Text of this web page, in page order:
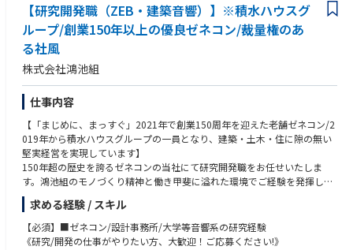
【研究開発職（ZEB・建築音響）】※積水ハウスグ
ループ/創業150年以上の優良ゼネコン/裁量権のあ
る社風
株式会社鴻池組
仕事内容
【「まじめに、まっすぐ」2021年で創業150周年を迎えた老舗ゼネコン/2
019年から積水ハウスグループの一員となり、建築・土木・住に隙の無い
堅実経営を実現しています】
150年超の歴史を誇るゼネコンの当社にて研究開発職をお任せいたしま
す。鴻池組のモノづくり精神と働き甲斐に溢れた環境でご経験を発揮して
いただきます。
【業務内容】
■建築環境/ZEB省エネ分野における新規の技術開発および既存技術の評
価、実物件への適用を行っていただきます
求める経験 / スキル
【必須】■ゼネコン/設計事務所/大学等音響系の研究経験
《研究/開発の仕事がやりたい方、大歓迎！ご応募ください!》